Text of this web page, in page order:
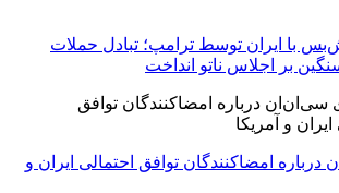
با ایران توسط ترامپ؛ تبادل حملات
بر اجلاس ناتو انداخت
درباره امضاکنندگان توافق احتمالی ایران و